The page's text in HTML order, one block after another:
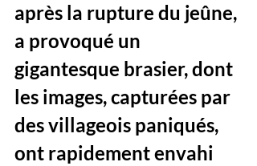
après la rupture du jeûne,
a provoqué un
gigantesque brasier, dont
les images, capturées par
des villageois paniqués,
ont rapidement envahi